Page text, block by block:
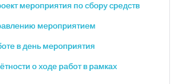
мероприятия по сбору средств
мероприятием
в день мероприятия
о ходе работ в рамках